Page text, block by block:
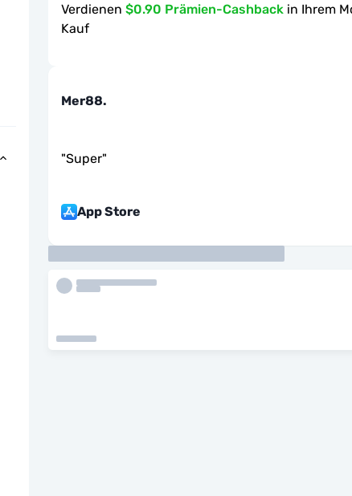
Verdienen $0.90 Prämien-Cashback in Ihrem
Kauf
Mer88.
"Super"
App Store